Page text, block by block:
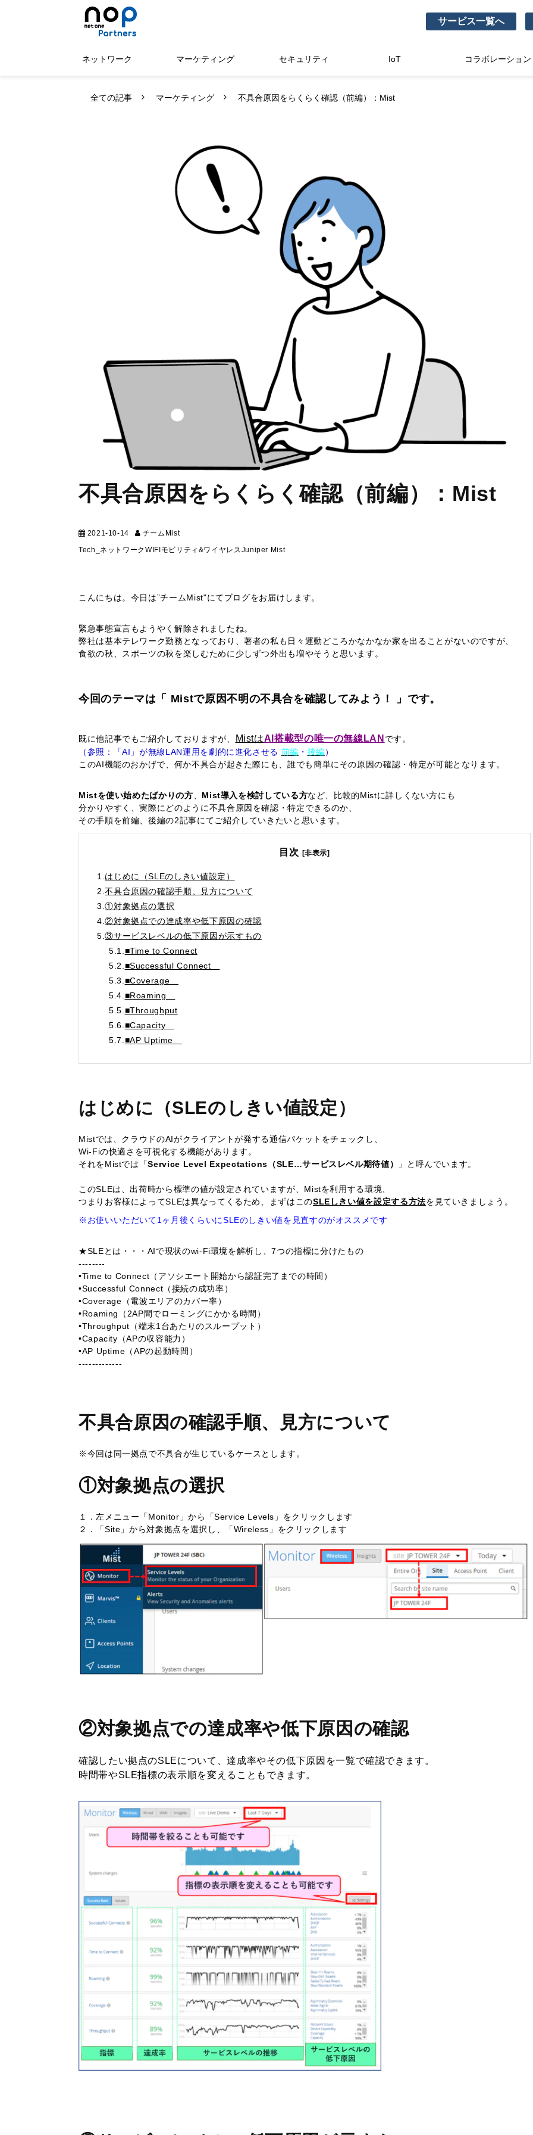
サービス一覧へ
ネットワーク マーケティング セキュリティ IoT コラボレーション
全ての記事 マーケティング 不具合原因をらくらく確認（前編）：Mist
不具合原因をらくらく確認（前編）：Mist
2021-10-14 チームMist
Tech_ネットワークWIFI モビリティ&ワイヤレスJuniper Mist
こんにちは。今日は”チームMist"にてブログをお届けします。
緊急事態宣言もようやく解除されましたね。
弊社は基本テレワーク勤務となっており、著者の私も日々運動どころかなかなか家を出ることがないのですが、
​​​​​​​食欲の秋、スポーツの秋を楽しむために少しずつ外出も増やそうと思います。
今回のテーマは 「 Mistで原因不明の不具合を確認してみよう！ 」 です。
既に他記事でもご紹介しておりますが、 MistはAI搭載型の唯一の無線LAN です。
（参照：「AI」が無線LAN運用を劇的に進化させる 前編 ・ 後編）
このAI機能のおかげで、何か不具合が起きた際にも、誰でも簡単にその原因の確認・特定が可能となります。
Mistを使い始めたばかりの方 Mist導入を検討している方など、比較的Mistに詳しくない方にも
分かりやすく、実際にどのように不具合原因を確認・特定できるのか、
その手順を前編、後編の2記事にてご紹介していきたいと思います。
目次 [非表示]
1. はじめに（SLEのしきい値設定）
2.不具合原因の確認手順、見方について
3.①対象拠点の選択
4.②対象拠点での達成率や低下原因の確認
5.③サービスレベルの低下原因が示すもの
5.1. ■Time to Connect
5.2. ■Successful Connect
5.3. ■Coverage
5.4. ■Roaming
5.5. ■Throughput
5.6. ■Capacity
5.7. ■AP Uptime
はじめに（SLEのしきい値設定）
Mistでは、クラウドのAIがクライアントが発する通信パケットをチェックし、
Wi-Fiの快適さを可視化する機能があります。
それをMistでは「Service Level Expectations（SLE…サービスレベル期待値） 」と呼んでいます。
このSLEは、出荷時から標準の値が設定されていますが、Mistを利用する環境、
つまりお客様によってSLEは異なってくるため、まずはこのSLEしきい値を設定する方法を見ていきましょう。
※お使いいただいて1ヶ月後くらいにSLEのしきい値を見直すのがオススメです
★SLEとは・・・AIで現状のwi-Fi環境を解析し、7つの指標に分けたもの
--------
•Time to Connect（アソシエート開始から認証完了までの時間）
•Successful Connect（接続の​​​​​​​成功率）
•Coverage（電波エリアのカバー率）
•Roaming（2AP間でローミングにかかる時間）
•Throughput（端末1台あたりのスループット）
•Capacity（APの収容能力）
•AP Uptime（APの起動時間）
-------------
不具合原因の確認手順、見方について
※今回は同一拠点で不具合が生じているケースとします。
①対象拠点の選択
１．左メニュー「Monitor」から「Service Levels」をクリックします
２．「Site」から対象拠点を選択し、「Wireless」をクリックします
②対象拠点での達成率や低下原因の確認
確認したい拠点のSLEについて、達成率やその低下原因を一覧で確認できます。
時間帯やSLE指標の表示順を変えることもできます。